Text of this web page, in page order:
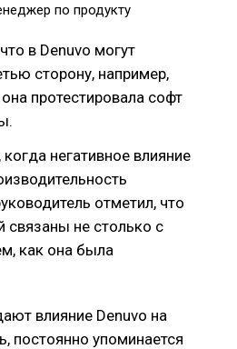
по продукту
в Denuvo могут
сторону, например,
протестировала софт
негативное влияние
отметил, что
связаны не столько с
как она была
влияние Denuvo на
постоянно упоминается